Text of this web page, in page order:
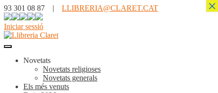
93 301 08 87 | LLIBRERIA@CLARET.CAT
Iniciar sessió
Novetats
Novetats religioses
Novetats generals
Els més venuts
×